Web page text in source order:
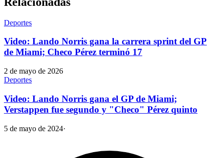
Deportes
Video: Lando Norris gana la carrera sprint del GP
de Miami; Checo Pérez terminó 17
2 de mayo de 2026
Deportes
Video: Lando Norris gana el GP de Miami;
Verstappen fue segundo y "Checo" Pérez quinto
5 de mayo de 2024·